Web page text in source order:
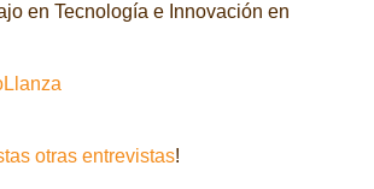
en Tecnología e Innovación en
otras entrevistas!